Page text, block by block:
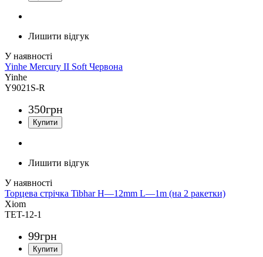
Лишити відгук
Yinhe Mercury II Soft Червона
Yinhe
Y9021S-R
350грн
Лишити відгук
Торцева стрічка Tibhar H—12mm L—1m (на 2 ракетки)
Xiom
TET-12-1
99грн